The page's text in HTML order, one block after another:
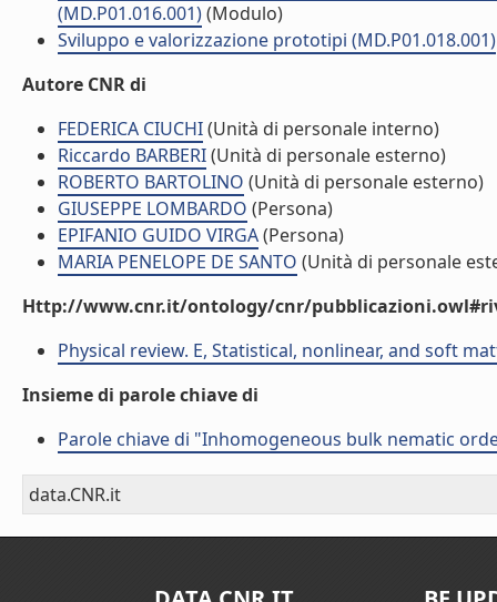
(MD.P01.016.001)(Modulo)
Sviluppo e valorizzazione prototipi (MD.P01.018.001)
Autore CNR di
FEDERICA CIUCHI(Unità di personale interno)
Riccardo BARBERI(Unità di personale esterno)
ROBERTO BARTOLINO (Unità di personale esterno)
GIUSEPPE LOMBARDO (Persona)
EPIFANIO GUIDO VIRGA(Persona)
MARIA PENELOPE DE SANTO (Unità di personale
Http://www.cnr.it/ontology/cnr/
Physical review. E, Statistical, nonlinear, and soft
Insieme di parole chiave di
Parole chiave di "Inhomogeneous bulk nematic
data.CNR.it